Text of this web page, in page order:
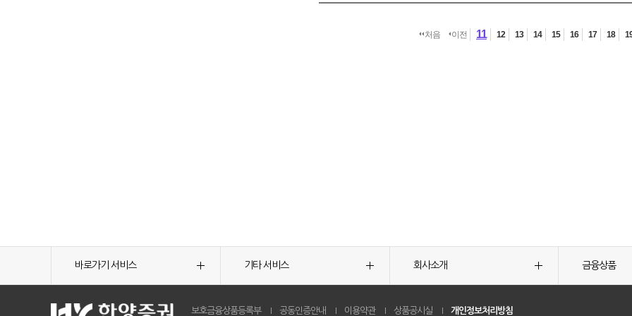
처음 이전 11 12 13 14 15 16 17 18
바로가기 서비스 기타 서비스 회사소개 금융상품
보호금융상품등록부 공동인증안내 이용약관 상품공시실 개인정보처리방침